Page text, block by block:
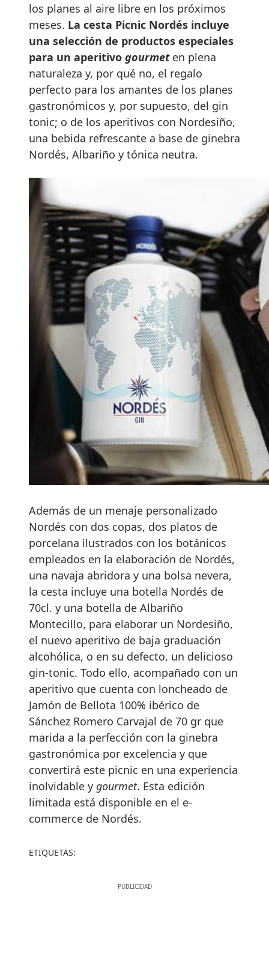
los planes al aire libre en los próximos
meses. La cesta Picnic Nordés incluye
una selección de productos especiales
para un aperitivo gourmet en plena
naturaleza y, por qué no, el regalo
perfecto para los amantes de los planes
gastronómicos y, por supuesto, del gin
tonic; o de los aperitivos con Nordesiño,
una bebida refrescante a base de ginebra
Nordés, Albariño y tónica neutra.
Además de un menaje personalizado
Nordés con dos copas, dos platos de
porcelana ilustrados con los botánicos
empleados en la elaboración de Nordés,
una navaja abridora y una bolsa nevera,
la cesta incluye una botella Nordés de
70cl. y una botella de Albariño
Montecillo, para elaborar un Nordesiño,
el nuevo aperitivo de baja graduación
alcohólica, o en su defecto, un delicioso
gin-tonic. Todo ello, acompañado con un
aperitivo que cuenta con loncheado de
Jamón de Bellota 100% ibérico de
Sánchez Romero Carvajal de 70 gr que
marida a la perfección con la ginebra
gastronómica por excelencia y que
convertirá este picnic en una experiencia
inolvidable y gourmet. Esta edición
limitada está disponible en el e-
commerce de Nordés.
ETIQUETAS: